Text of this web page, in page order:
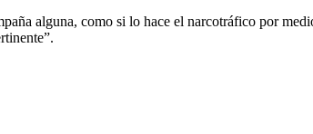
alguna, como si lo hace el narcotráfico por